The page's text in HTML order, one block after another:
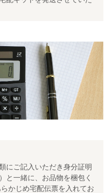
にご記入いただき身分証明
と一緒に、お品物を梱包く
かじめ宅配伝票を入れてお